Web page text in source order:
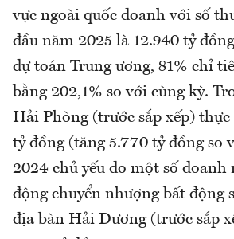
vực ngoài quốc doanh với số
đầu năm 2025 là 12.940 tỷ
dự toán Trung ương, 81% chỉ
bằng 202,1% so với cùng kỳ.
Hải Phòng (trước sắp xếp) thực
tỷ đồng (tăng 5.770 tỷ đồng so
2024 chủ yếu do một số doanh
động chuyển nhượng bất động
địa bàn Hải Dương (trước sắp